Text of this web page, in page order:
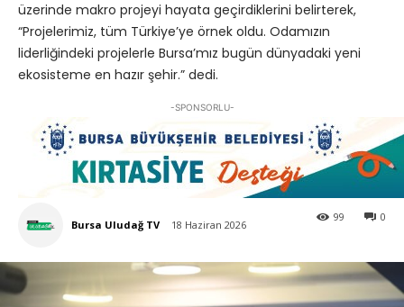
üzerinde makro projeyi hayata geçirdiklerini belirterek,
“Projelerimiz, tüm Türkiye’ye örnek oldu. Odamızın
liderliğindeki projelerle Bursa’mız bugün dünyadaki yeni
ekosisteme en hazır şehir.” dedi.
-SPONSORLU-
Bursa Uludağ TV 18 Haziran 2026
0
99